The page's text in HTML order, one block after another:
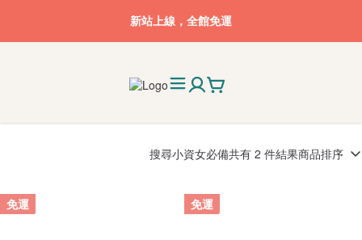
新站上線，全館免運
搜尋小資女必備共有 2 件結果商品排序
免運 免運